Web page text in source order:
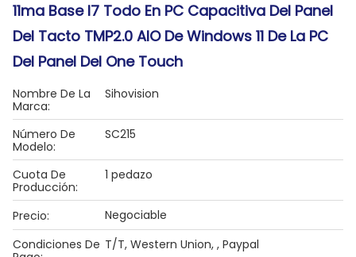
11ma Base I7 Todo En PC Capacitiva Del Panel
Del Tacto TMP2.0 AIO De Windows 11 De La PC
Del Panel Del One Touch
Nombre De La
Marca:
Sihovision
Número De
Modelo:
SC215
Cuota De
Producción:
1 pedazo
Precio:
Negociable
Condiciones De T/T, Western Union, , Paypal